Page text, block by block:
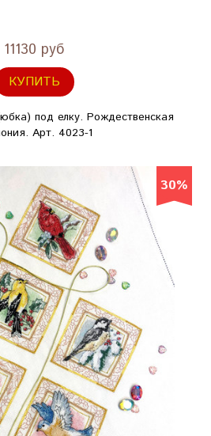
11130 руб
КУПИТЬ
под елку. Рождественская
Арт. 4023-1
30%